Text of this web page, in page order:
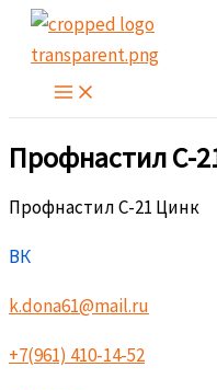
Перейти
содержимому
Профнастил С-
Профнастил С-21 Цинк
ВК
k.dona61@mail.ru
+7(961) 410-14-52